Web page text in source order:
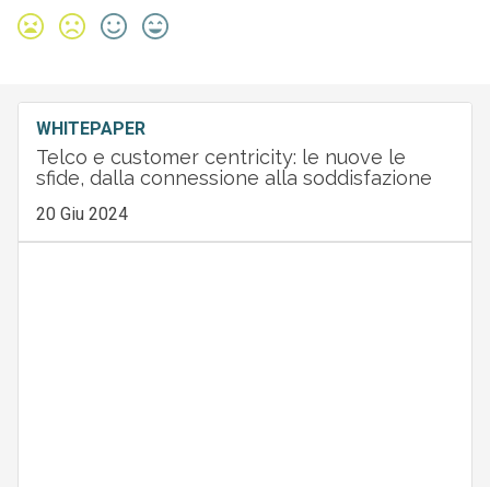
WHITEPAPER
Telco e customer centricity: le nuove le
sfide, dalla connessione alla soddisfazione
20 Giu 2024